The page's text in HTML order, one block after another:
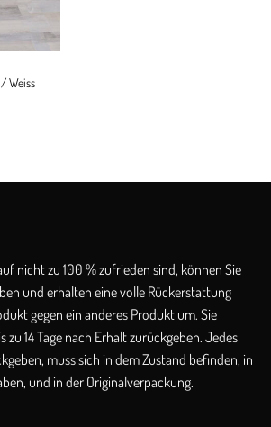
Weiss
nicht zu 100 % zufrieden sind, können Sie
und erhalten eine volle Rückerstattung
gegen ein anderes Produkt um. Sie
zu 14 Tage nach Erhalt zurückgeben. Jedes
muss sich in dem Zustand befinden, in
und in der Originalverpackung.